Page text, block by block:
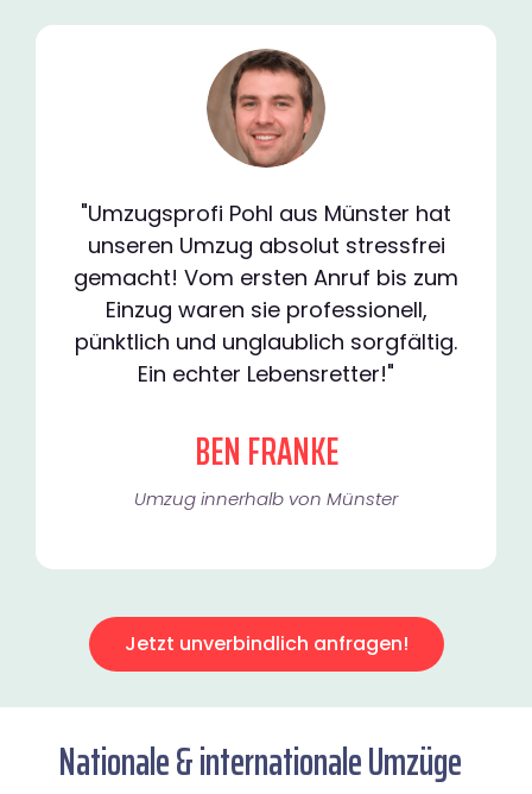
"Umzugsprofi Pohl aus Münster hat
unseren Umzug absolut stressfrei
gemacht! Vom ersten Anruf bis zum
Einzug waren sie professionell,
pünktlich und unglaublich sorgfältig.
Ein echter Lebensretter!"
BEN FRANKE
Umzug innerhalb von Münster​
Jetzt unverbindlich anfragen!
Nationale & internationale Umzüge